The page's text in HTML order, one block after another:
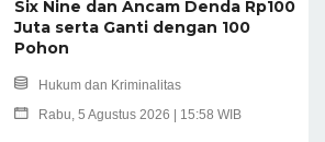
Six Nine dan Ancam Denda Rp100
Juta serta Ganti dengan 100
Pohon
Hukum dan Kriminalitas
Rabu, 5 Agustus 2026 | 15:58 WIB